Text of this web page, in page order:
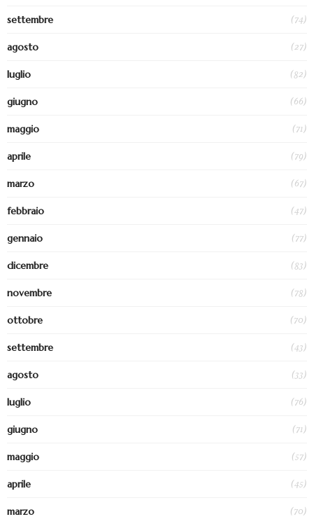
settembre (74)
agosto (27)
luglio (82)
giugno (66)
maggio (71)
aprile (79)
marzo (67)
febbraio (47)
gennaio (77)
dicembre (83)
novembre (78)
ottobre (70)
settembre (43)
agosto (33)
luglio (76)
giugno (71)
maggio (57)
aprile (45)
marzo (70)